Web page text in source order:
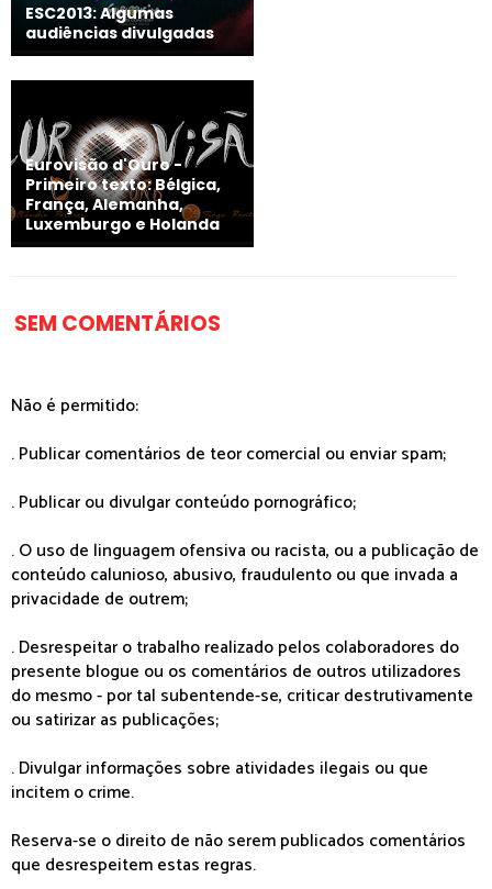
ESC2013: Algumas
audiências divulgadas
Eurovisão d'Ouro -
Primeiro texto: Bélgica,
França, Alemanha,
Luxemburgo e Holanda
SEM COMENTÁRIOS
Não é permitido:
. Publicar comentários de teor comercial ou enviar spam;
. Publicar ou divulgar conteúdo pornográfico;
. O uso de linguagem ofensiva ou racista, ou a publicação de
conteúdo calunioso, abusivo, fraudulento ou que invada a
privacidade de outrem;
. Desrespeitar o trabalho realizado pelos colaboradores do
presente blogue ou os comentários de outros utilizadores
do mesmo - por tal subentende-se, criticar destrutivamente
ou satirizar as publicações;
. Divulgar informações sobre atividades ilegais ou que
incitem o crime.
Reserva-se o direito de não serem publicados comentários
que desrespeitem estas regras.